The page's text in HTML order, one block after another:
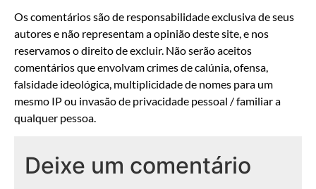
Os comentários são de responsabilidade exclusiva de seus
autores e não representam a opinião deste site, e nos
reservamos o direito de excluir. Não serão aceitos
comentários que envolvam crimes de calúnia, ofensa,
falsidade ideológica, multiplicidade de nomes para um
mesmo IP ou invasão de privacidade pessoal / familiar a
qualquer pessoa.
Deixe um comentário